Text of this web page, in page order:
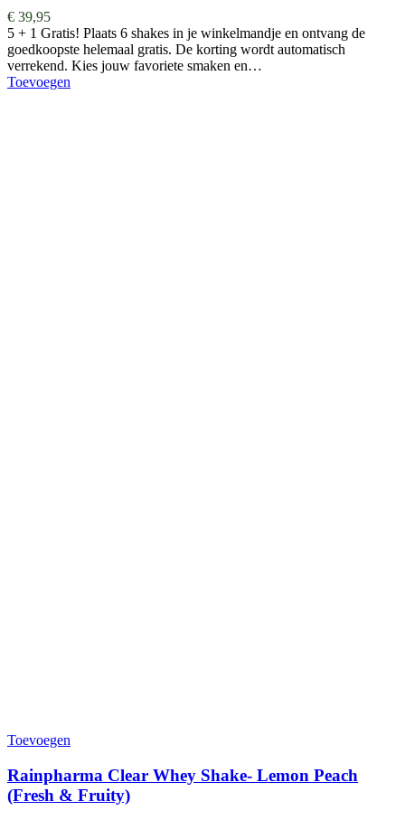
€ 39,95
5 + 1 Gratis! Plaats 6 shakes in je winkelmandje en ontvang de
goedkoopste helemaal gratis. De korting wordt automatisch
verrekend. Kies jouw favoriete smaken en…
Toevoegen
Toevoegen
Rainpharma Clear Whey Shake- Lemon Peach
(Fresh & Fruity)